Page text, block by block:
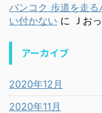
バンコク 歩道を走
い付かない に Ｊお
アーカイブ
2020年12月
2020年11月